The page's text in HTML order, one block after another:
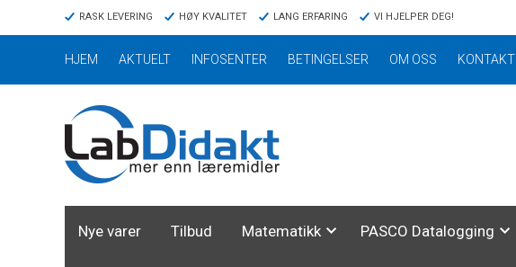
RASK LEVERING HØY KVALITET LANG ERFARING VI HJELPER DEG!
HJEM AKTUELT INFOSENTER BETINGELSER OM OSS KONTAKT
Nye varer Tilbud Matematikk PASCO Datalogging